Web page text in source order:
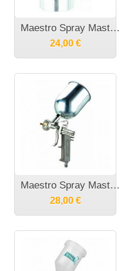
Maestro Spray Master G70 Πιστόλι αέρος γενικής χρήσης 1.8χιλ μπέκ κάτω δοχείο
24,00 €
Maestro Spray Master E70 Πιστόλι Βαφής πεπιεσμένου αέρα
28,00 €